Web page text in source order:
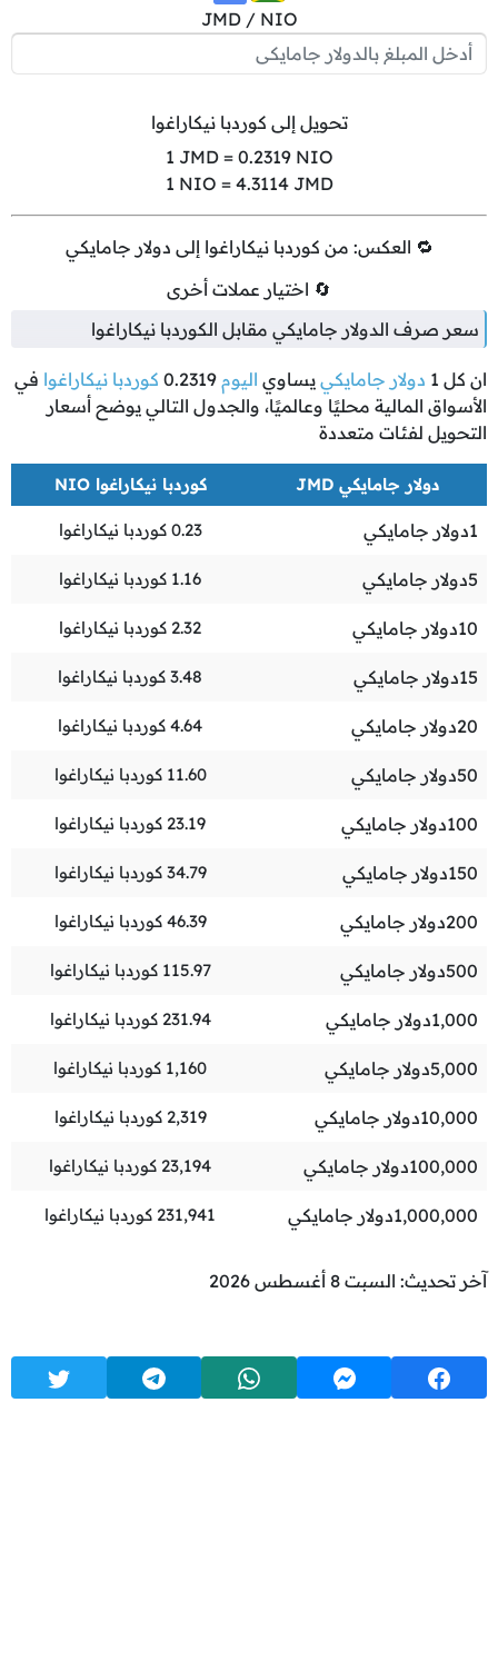
JMD / NIO
تحويل إلى كوردبا نيكاراغوا
1 JMD = 0.2319NIO
1 NIO = 4.3114JMD
🔁 العكس: من كوردبا نيكاراغوا إلى دولار جامايكي
🔄 اختيار عملات أخرى
سعر صرف الدولار جامايكي مقابل الكوردبا نيكاراغوا
ان كل 1 دولار جامايكي يساوي اليوم 0.2319 كوردبا نيكاراغوا في
الأسواق المالية محليًا وعالميًا، والجدول التالي يوضح أسعار
التحويل لفئات متعددة
دولار جامايكي JMD كوردبا نيكاراغوا NIO
1دولار جامايكي 0.23 كوردبا نيكاراغوا
5دولار جامايكي 1.16 كوردبا نيكاراغوا
10دولار جامايكي 2.32 كوردبا نيكاراغوا
15دولار جامايكي 3.48 كوردبا نيكاراغوا
20دولار جامايكي 4.64 كوردبا نيكاراغوا
50دولار جامايكي 11.60 كوردبا نيكاراغوا
100دولار جامايكي 23.19 كوردبا نيكاراغوا
150دولار جامايكي 34.79 كوردبا نيكاراغوا
200دولار جامايكي 46.39 كوردبا نيكاراغوا
500دولار جامايكي 115.97 كوردبا نيكاراغوا
1,000دولار جامايكي 231.94 كوردبا نيكاراغوا
5,000دولار جامايكي 1,160 كوردبا نيكاراغوا
10,000دولار جامايكي 2,319 كوردبا نيكاراغوا
100,000دولار جامايكي 23,194 كوردبا نيكاراغوا
1,000,000دولار جامايكي 231,941 كوردبا نيكاراغوا
آخر تحديث: السبت 8 أغسطس 2026